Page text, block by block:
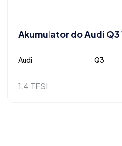
Akumulator do Audi Q3
Audi Q3
1.4 TFSI